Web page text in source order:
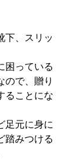
下、スリッ
困っている
ので、贈り
ることにな
足元に身に
踏みつける